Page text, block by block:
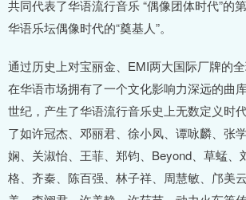
共同代表了华语流行音乐 “偶像团体时代”的
华语乐坛偶像时代的“奠基人”。
通过历史上对宝丽金、EMI两大国际厂牌的
在华语市场拥有了一个文化影响力深远的曲
世纪，产生了华语流行音乐史上无数定义时
了如许冠杰、邓丽君、徐小凤、谭咏麟、张
娴、关淑怡、王菲、郑钧、Beyond、草蜢、
格、齐秦、陈百强、林子祥、周慧敏、邝美